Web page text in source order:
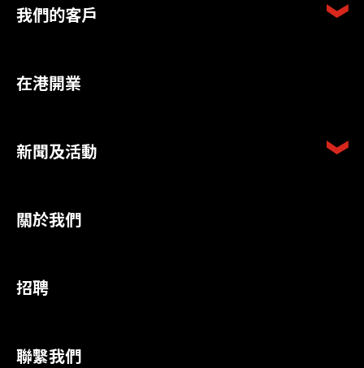
我們的客戶
在港開業
新聞及活動
關於我們
招聘
聯繫我們